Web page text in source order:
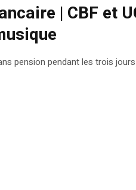
| CBF et
pension pendant les trois